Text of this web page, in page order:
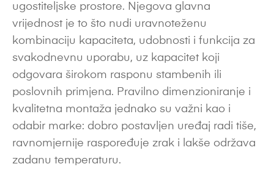
ugostiteljske prostore. Njegova glavna
vrijednost je to što nudi uravnoteženu
kombinaciju kapaciteta, udobnosti i funkcija za
svakodnevnu uporabu, uz kapacitet koji
odgovara širokom rasponu stambenih ili
poslovnih primjena. Pravilno dimenzioniranje i
kvalitetna montaža jednako su važni kao i
odabir marke: dobro postavljen uređaj radi tiše,
ravnomjernije raspoređuje zrak i lakše održava
zadanu temperaturu.